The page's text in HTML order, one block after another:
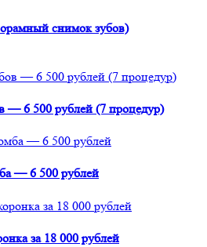
снимок зубов)
— 6 500 рублей (7 процедур)
— 6 500 рублей
за 18 000 рублей